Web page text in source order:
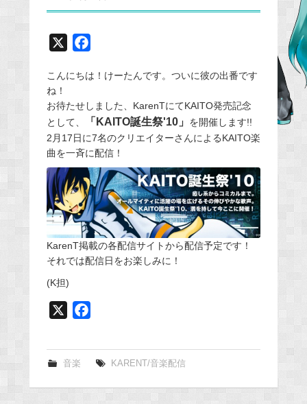
c
b
o
k
こんにちは！けーたんです。ついに彼の出番です
ね！
お待たせしました、KarenTにてKAITO発売記念
として、
「KAITO誕生祭'10」
を開催します!!
2月17日に7名のクリエイターさんによるKAITO楽
曲を一斉に配信！
KarenT掲載の各配信サイトから配信予定です！
それでは配信日をお楽しみに！
(K担)
e
音楽 KARENT/音楽配信